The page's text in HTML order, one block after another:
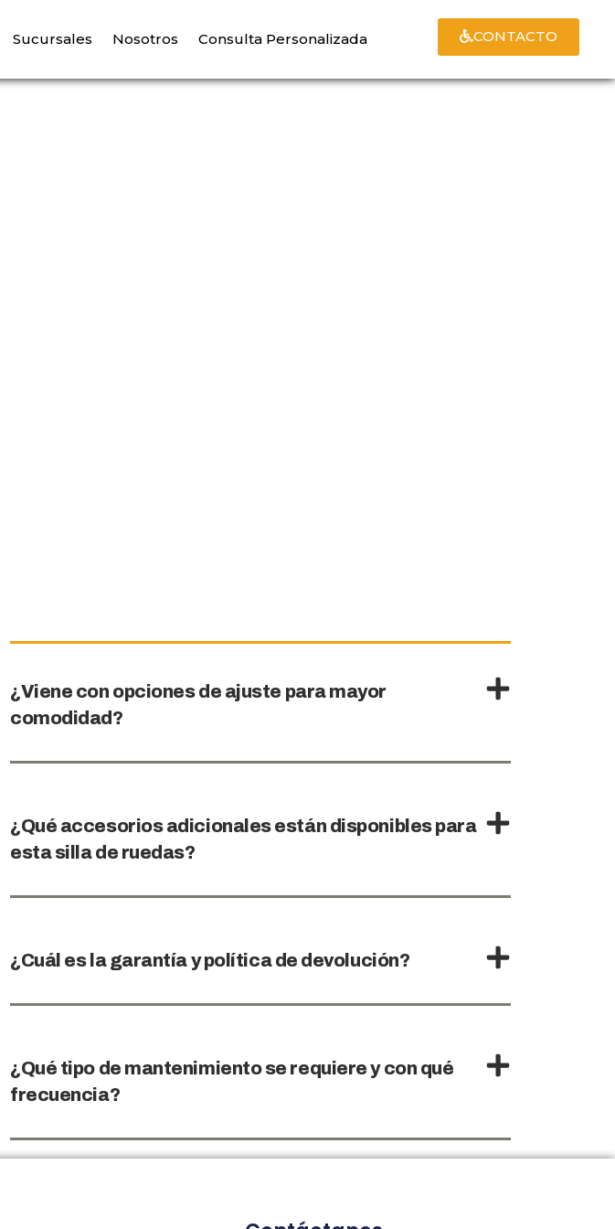
Sucursales Nosotros Consulta Personalizada CONTACTO
¿Viene con opciones de ajuste para mayor
comodidad?
¿Qué accesorios adicionales están disponibles para
esta silla de ruedas?
¿Cuál es la garantía y política de devolución?
¿Qué tipo de mantenimiento se requiere y con qué
frecuencia?